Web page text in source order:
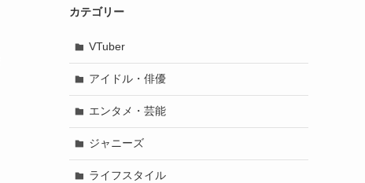
カテゴリー
VTuber
アイドル・俳優
エンタメ・芸能
ジャニーズ
ライフスタイル